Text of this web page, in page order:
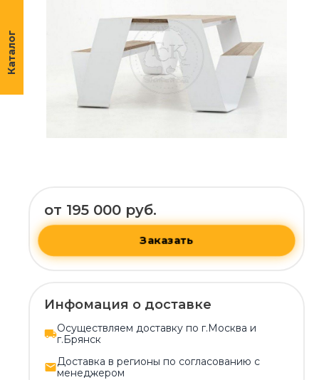
Каталог
от 195 000 руб.
Заказать
Инфомация о доставке
Осуществляем доставку по г.Москва и
г.Брянск
Доставка в регионы по согласованию с
менеджером